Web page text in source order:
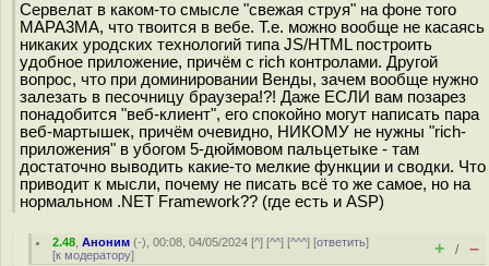
Сервелат в каком-то смысле "свежая струя" на фоне того
МАРА3МА, что твоится в вебе. Т.е. можно вообще не касаясь
никаких уродских технологий типа JS/HTML построить
удобное приложение, причём с rich контролами. Другой
вопрос, что при доминировании Венды, зачем вообще нужно
залезать в песочницу браузера!?! Даже ЕСЛИ вам позарез
понадобится "веб-клиент", его спокойно могут написать пара
веб-маpтышек, причём очевидно, НИКОМУ не нужны "rich-
приложения" в убогом 5-дюймовом пальцетыке - там
достаточно выводить какие-то мелкие функции и сводки. Что
приводит к мысли, почему не писать всё то же самое, но на
нормальном .NET Framework?? (где есть и ASP)
2.48 ,Аноним (-), 00:08, 04/05/2024 [^] [^^] [^^^] [ответить]
[к модератору] + / –